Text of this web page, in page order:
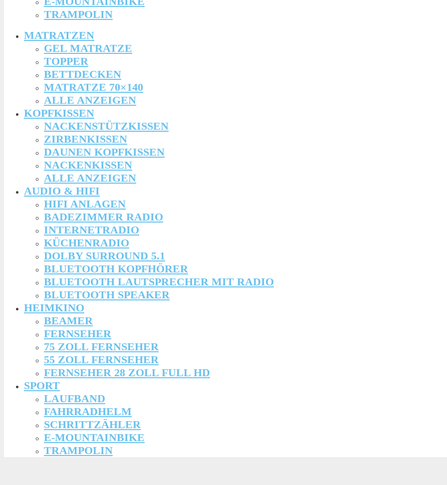
TRAMPOLIN
MATRATZEN
GEL MATRATZE
TOPPER
BETTDECKEN
MATRATZE 70×140
ALLE ANZEIGEN
KOPFKISSEN
NACKENSTÜTZKISSEN
ZIRBENKISSEN
DAUNEN KOPFKISSEN
NACKENKISSEN
ALLE ANZEIGEN
AUDIO & HIFI
HIFI ANLAGEN
BADEZIMMER RADIO
INTERNETRADIO
KÜCHENRADIO
DOLBY SURROUND 5.1
BLUETOOTH KOPFHÖRER
BLUETOOTH LAUTSPRECHER MIT RADIO
BLUETOOTH SPEAKER
HEIMKINO
BEAMER
FERNSEHER
75 ZOLL FERNSEHER
55 ZOLL FERNSEHER
FERNSEHER 28 ZOLL FULL HD
SPORT
LAUFBAND
FAHRRADHELM
SCHRITTZÄHLER
E-MOUNTAINBIKE
TRAMPOLIN